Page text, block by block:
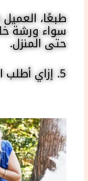
طبعًا،
سواء ورشة
حتى المنزل.
5. إزاي أطلب الخدمة بسرعة؟